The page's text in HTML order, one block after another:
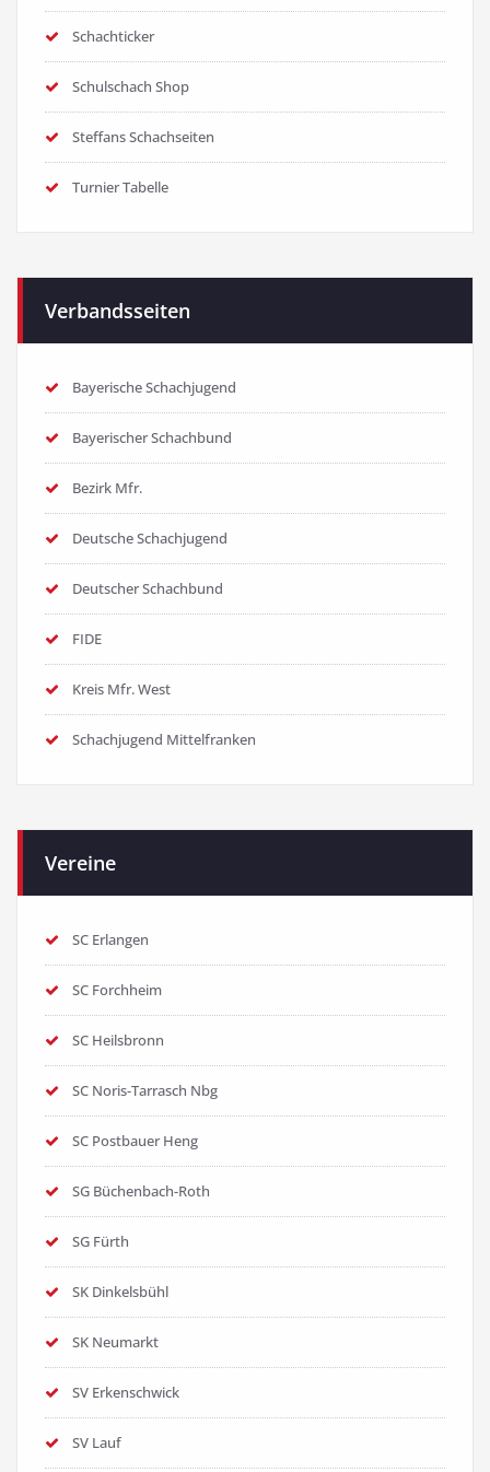
Schachticker
Schulschach Shop
Steffans Schachseiten
Turnier Tabelle
Verbandsseiten
Bayerische Schachjugend
Bayerischer Schachbund
Bezirk Mfr.
Deutsche Schachjugend
Deutscher Schachbund
FIDE
Kreis Mfr. West
Schachjugend Mittelfranken
Vereine
SC Erlangen
SC Forchheim
SC Heilsbronn
SC Noris-Tarrasch Nbg
SC Postbauer Heng
SG Büchenbach-Roth
SG Fürth
SK Dinkelsbühl
SK Neumarkt
SV Erkenschwick
SV Lauf